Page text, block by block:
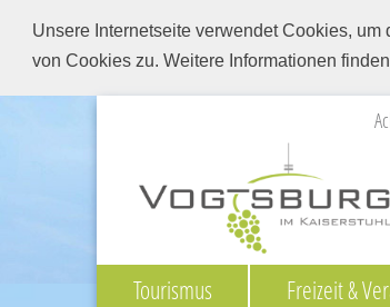
Unsere Internetseite verwendet Cookies,
von Cookies zu. Weitere Informationen
Tourismus Freizeit &